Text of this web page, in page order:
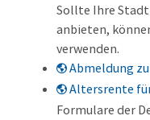
Sollte Ihre
anbieten,
verwenden.
Abmeldung
Altersrente
Formulare der